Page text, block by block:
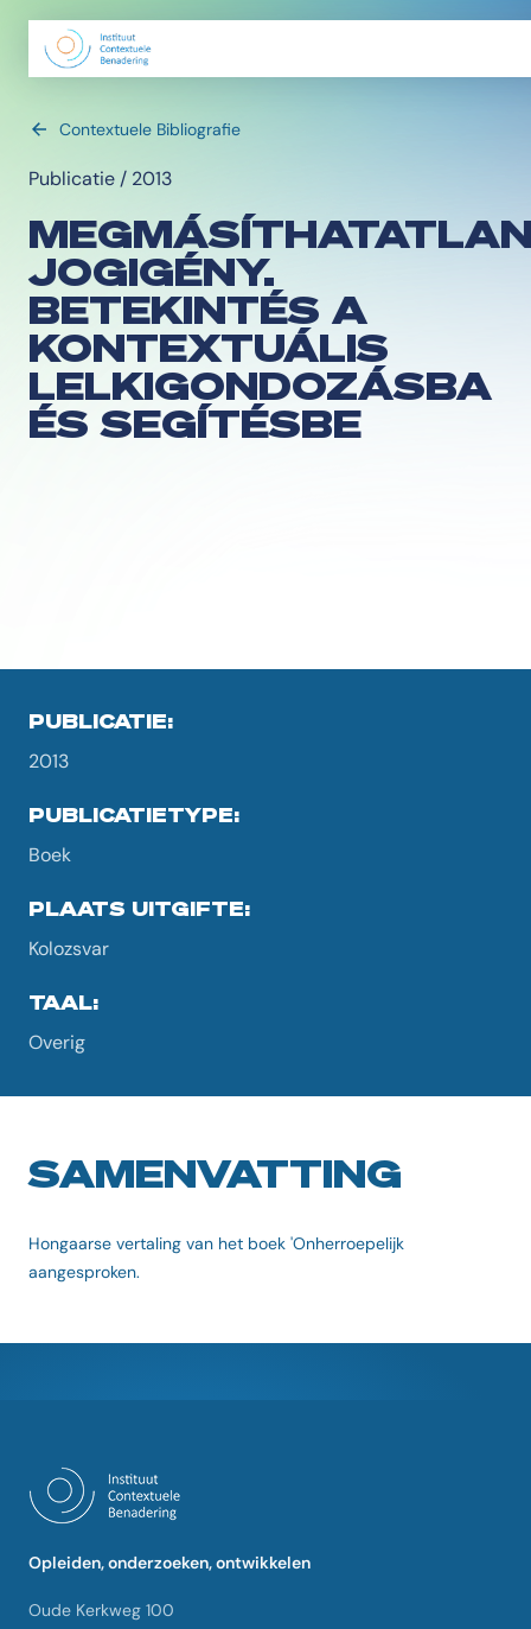
Contextuele Bibliografie
Publicatie / 2013
JOGIGÉNY.
BETEKINTÉS A
KONTEXTUÁLIS
LELKIGONDOZÁSBA
ÉS SEGÍTÉSBE
PUBLICATIE:
2013
PUBLICATIETYPE:
Boek
PLAATS UITGIFTE:
Kolozsvar
TAAL:
Overig
SAMENVATTING
Hongaarse vertaling van het boek 'Onherroepelijk
aangesproken.
Opleiden, onderzoeken, ontwikkelen
Oude Kerkweg 100